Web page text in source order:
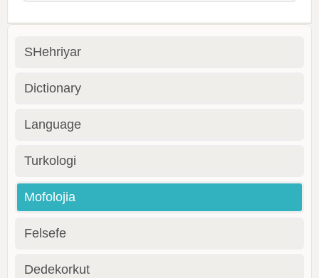
SHehriyar
Dictionary
Language
Turkologi
Mofolojia
Felsefe
Dedekorkut